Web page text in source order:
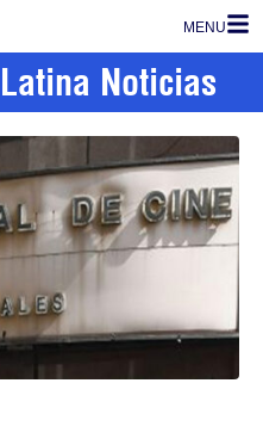
MENU
Noticias